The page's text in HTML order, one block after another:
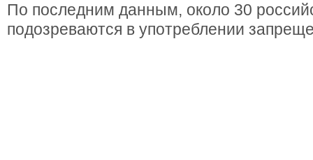
По последним данным, около 30
подозреваются в употреблении